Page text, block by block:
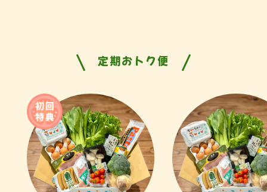
定期おトク便